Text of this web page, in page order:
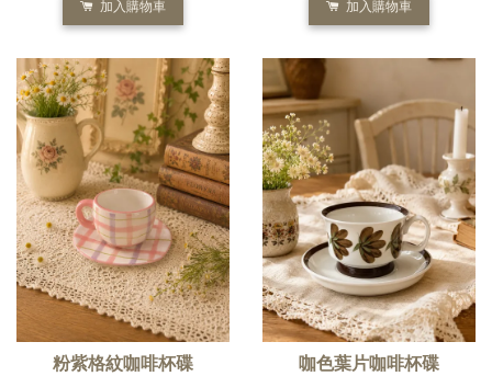
加入購物車 加入購物車
粉紫格紋咖啡杯碟 咖色葉片咖啡杯碟